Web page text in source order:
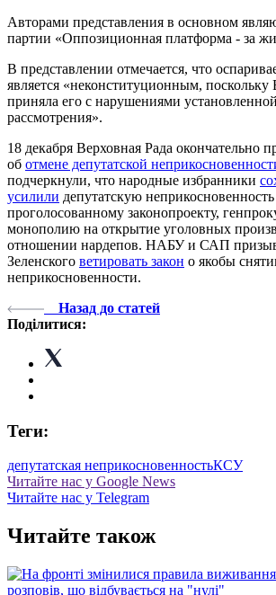
Авторами представления в основном
партии «Оппозиционная платформа - за
В представлении отмечается, что
является «неконституционным, поскольку
приняла его с нарушениями
рассмотрения».
18 декабря Верховная Рада окончательно
об отмене депутатской
подчеркнули, что народные избранники
усилили депутатскую неприкосновенность
проголосованному законопроекту,
монополию на открытие уголовных
отношении нардепов. НАБУ и САП
Зеленского ветировать закон о якобы
неприкосновенности.
Назад до статей
Поділитися:
Теги:
депутатская неприкосновенностьКСУ
Читайте нас у Google News
Читайте нас у Telegram
Читайте також